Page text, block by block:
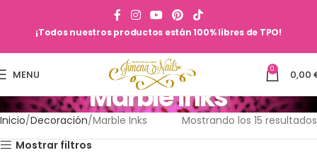
¡Todos nuestros productos están 100% libres de TPO!
MENU 0 0,00
Marble Inks
Inicio Decoración Marble Inks Mostrando los 15 resultados
Mostrar filtros